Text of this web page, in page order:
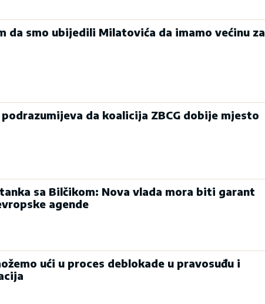
da smo ubijedili Milatovića da imamo većinu za
da koalicija ZBCG dobije mjesto
sa Bilčikom: Nova vlada mora biti garant
agende
ući u proces deblokade u pravosuđu i